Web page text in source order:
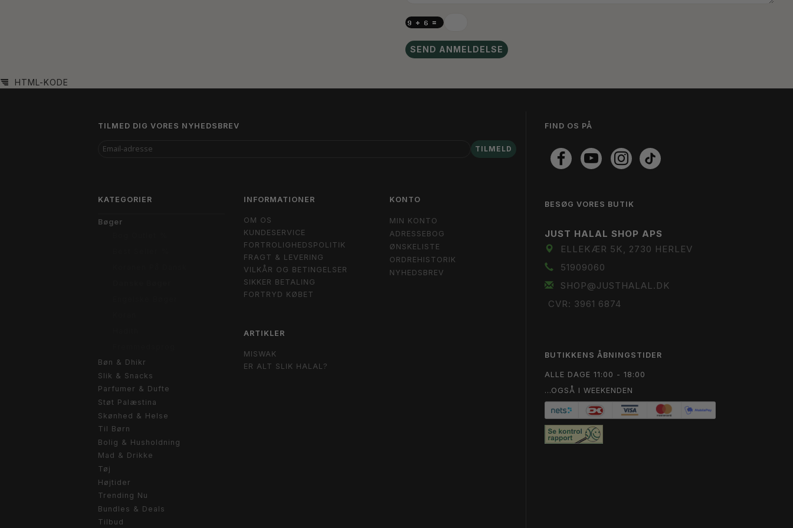
SEND ANMELDELSE
HTML-KODE
TILMED DIG VORES NYHEDSBREV
EMAIL-
ADRESSE
TILMELD
KATEGORIER
Bøger
Bøn & Dhikr
Slik & Snacks
Parfumer & Dufte
Støt Palæstina
Skønhed & Helse
Til Børn
Bolig & Husholdning
Mad & Drikke
Tøj
Højtider
Trending Nu
Bundles & Deals
Tilbud
INFORMATIONER
OM OS
KUNDESERVICE
FORTROLIGHEDSPOLITIK
FRAGT & LEVERING
VILKÅR OG BETINGELSER
SIKKER BETALING
FORTRYD KØBET
ARTIKLER
MISWAK
ER ALT SLIK HALAL?
KONTO
MIN KONTO
ADRESSEBOG
ØNSKELISTE
ORDREHISTORIK
NYHEDSBREV
FIND OS PÅ
BESØG VORES BUTIK
JUST HALAL SHOP APS
ELLEKÆR 5K, 2730 HERLEV
51909060
SHOP@JUSTHALAL.DK
CVR: 3961 6874
BUTIKKENS ÅBNINGSTIDER
ALLE DAGE 11:00 - 18:00
...OGSÅ I WEEKENDEN